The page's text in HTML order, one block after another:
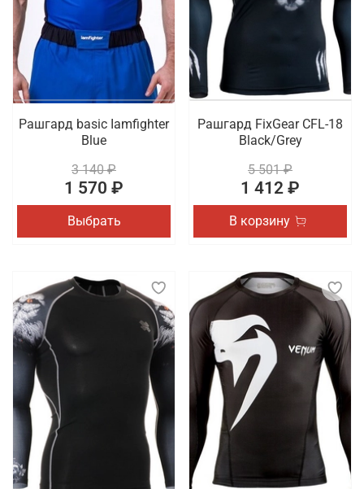
Рашгард basic Iamfighter
Blue
3 140 ₽
1 570 ₽
Выбрать
Рашгард FixGear CFL-18
Black/Grey
5 501 ₽
1 412 ₽
В корзину